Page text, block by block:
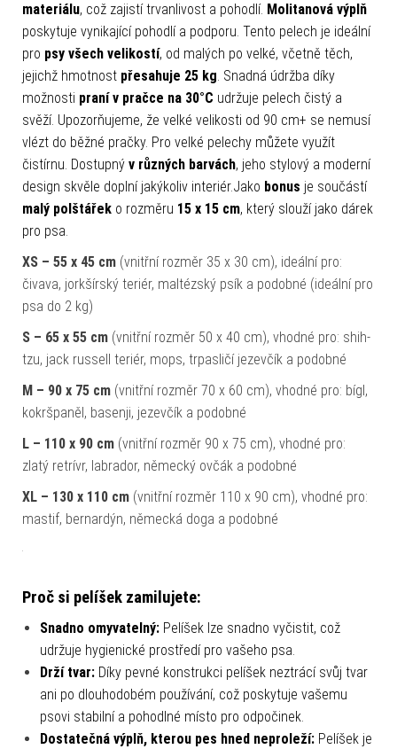
materiálu, což zajistí trvanlivost a pohodlí. Molitanová výplň
poskytuje vynikající pohodlí a podporu. Tento pelech je ideální
pro psy všech velikostí, od malých po velké, včetně těch,
jejichž hmotnost přesahuje 25 kg. Snadná údržba díky
možnosti praní v pračce na 30°C udržuje pelech čistý a
svěží. Upozorňujeme, že velké velikosti od 90 cm+ se nemusí
vlézt do běžné pračky. Pro velké pelechy můžete využít
čistírnu. Dostupný v různých barvách, jeho stylový a moderní
design skvěle doplní jakýkoliv interiér.Jako bonus je součástí
malý polštářek o rozměru 15 x 15 cm, který slouží jako dárek
pro psa.
XS – 55 x 45 cm (vnitřní rozměr 35 x 30 cm), ideální pro:
čivava, jorkšírský teriér, maltézský psík a podobné (ideální pro
psa do 2 kg)
S – 65 x 55 cm (vnitřní rozměr 50 x 40 cm), vhodné pro: shih-
tzu, jack russell teriér, mops, trpasličí jezevčík a podobné
M – 90 x 75 cm (vnitřní rozměr 70 x 60 cm), vhodné pro: bígl,
kokršpaněl, basenji, jezevčík a podobné
L – 110 x 90 cm (vnitřní rozměr 90 x 75 cm), vhodné pro:
zlatý retrívr, labrador, německý ovčák a podobné
XL – 130 x 110 cm (vnitřní rozměr 110 x 90 cm), vhodné pro:
mastif, bernardýn, německá doga a podobné
Proč si pelíšek zamilujete:
Snadno omyvatelný: Pelíšek lze snadno vyčistit, což
udržuje hygienické prostředí pro vašeho psa.
Drží tvar: Díky pevné konstrukci pelíšek neztrácí svůj tvar
ani po dlouhodobém používání, což poskytuje vašemu
psovi stabilní a pohodlné místo pro odpočinek.
Dostatečná výplň, kterou pes hned neproleží: Pelíšek je